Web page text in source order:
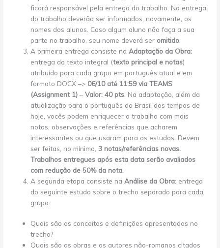
ficará responsável pela entrega do trabalho. Na entrega
do trabalho deverão ser informados, novamente, os
nomes dos alunos. Caso algum aluno não faça a sua
parte no trabalho, seu nome deverá ser omitido
A primeira entrega consiste naAdaptação da Obra:
entrega do texto integral (texto principal e notas)
atribuído para cada grupo em português atual e em
formato DOCX –> 06/10 até 11:59 via TEAMS
(Assignment 1) –Valor: 40 pts . Na adaptação, além da
atualização para o português do Brasil dos tempos de
hoje, vocês podem enriquecer o trabalho com mais
notas, observações e referências que acharem
interessantes ou que usaram para os estudos. Devem
ser feitas, no mínimo, 3 notas/referências novas.
Trabalhos entregues após esta data serão avaliados
com redução de 50% da nota
A segunda etapa consiste naAnálise da Obra: entrega
do seguinte estudo sobre o trecho separado para cada
grupo:
Quais são os conceitos e definições apresentados no
trecho?
Quais são as obras e os autores não-romanos citados